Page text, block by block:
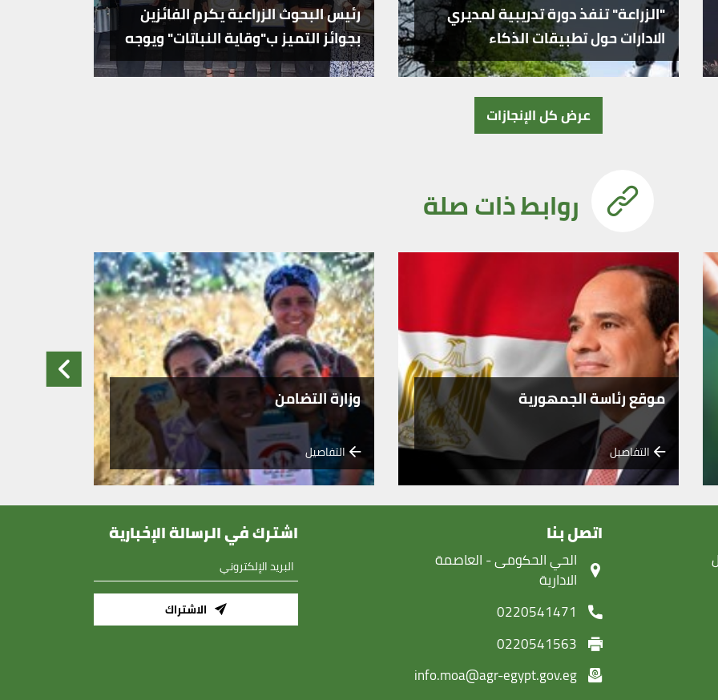
"الزراعة" تنفذ دورة تدريبية لمديري
الادارات حول تطبيقات الذكاء
الاصطناعي واستخداماته في المجال
رئيس البحوث الزراعية يكرم الفائزين
بجوائز التميز ب"وقاية النباتات" ويوجه
بتعزيز تطبيقاتها الميدانية
عرض كل الإنجازات
روابط ذات صلة
موقع رئاسة الجمهورية
التفاصيل
وزارة التضامن
التفاصيل
اتصل بنا
‏الحي الحكومى - العاصمة
الادارية
0220541471
0220541563
info.moa@agr-egypt.gov.eg
اشترك في الرسالة الإخبارية
الاشتراك